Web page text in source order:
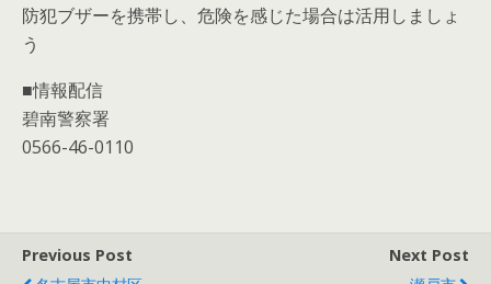
防犯ブザーを携帯し、危険を感じた場合は活用しましょ
う
■情報配信
碧南警察署
0566-46-0110
Previous Post
Next Post